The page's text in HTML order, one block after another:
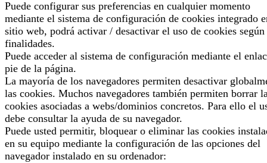
Puede configurar sus preferencias en cualquier momento
mediante el sistema de configuración de cookies integrado
sitio web, podrá activar / desactivar el uso de cookies según
finalidades.
Puede acceder al sistema de configuración mediante el
pie de la página.
La mayoría de los navegadores permiten desactivar
las cookies. Muchos navegadores también permiten borrar
cookies asociadas a webs/dominios concretos. Para ello el
debe consultar la ayuda de su navegador.
Puede usted permitir, bloquear o eliminar las cookies
en su equipo mediante la configuración de las opciones del
navegador instalado en su ordenador: